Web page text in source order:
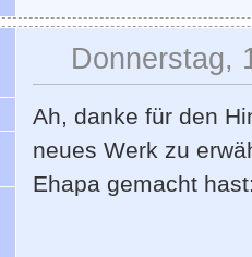
Donnerstag,
Ah, danke für den
neues Werk zu
Ehapa gemacht